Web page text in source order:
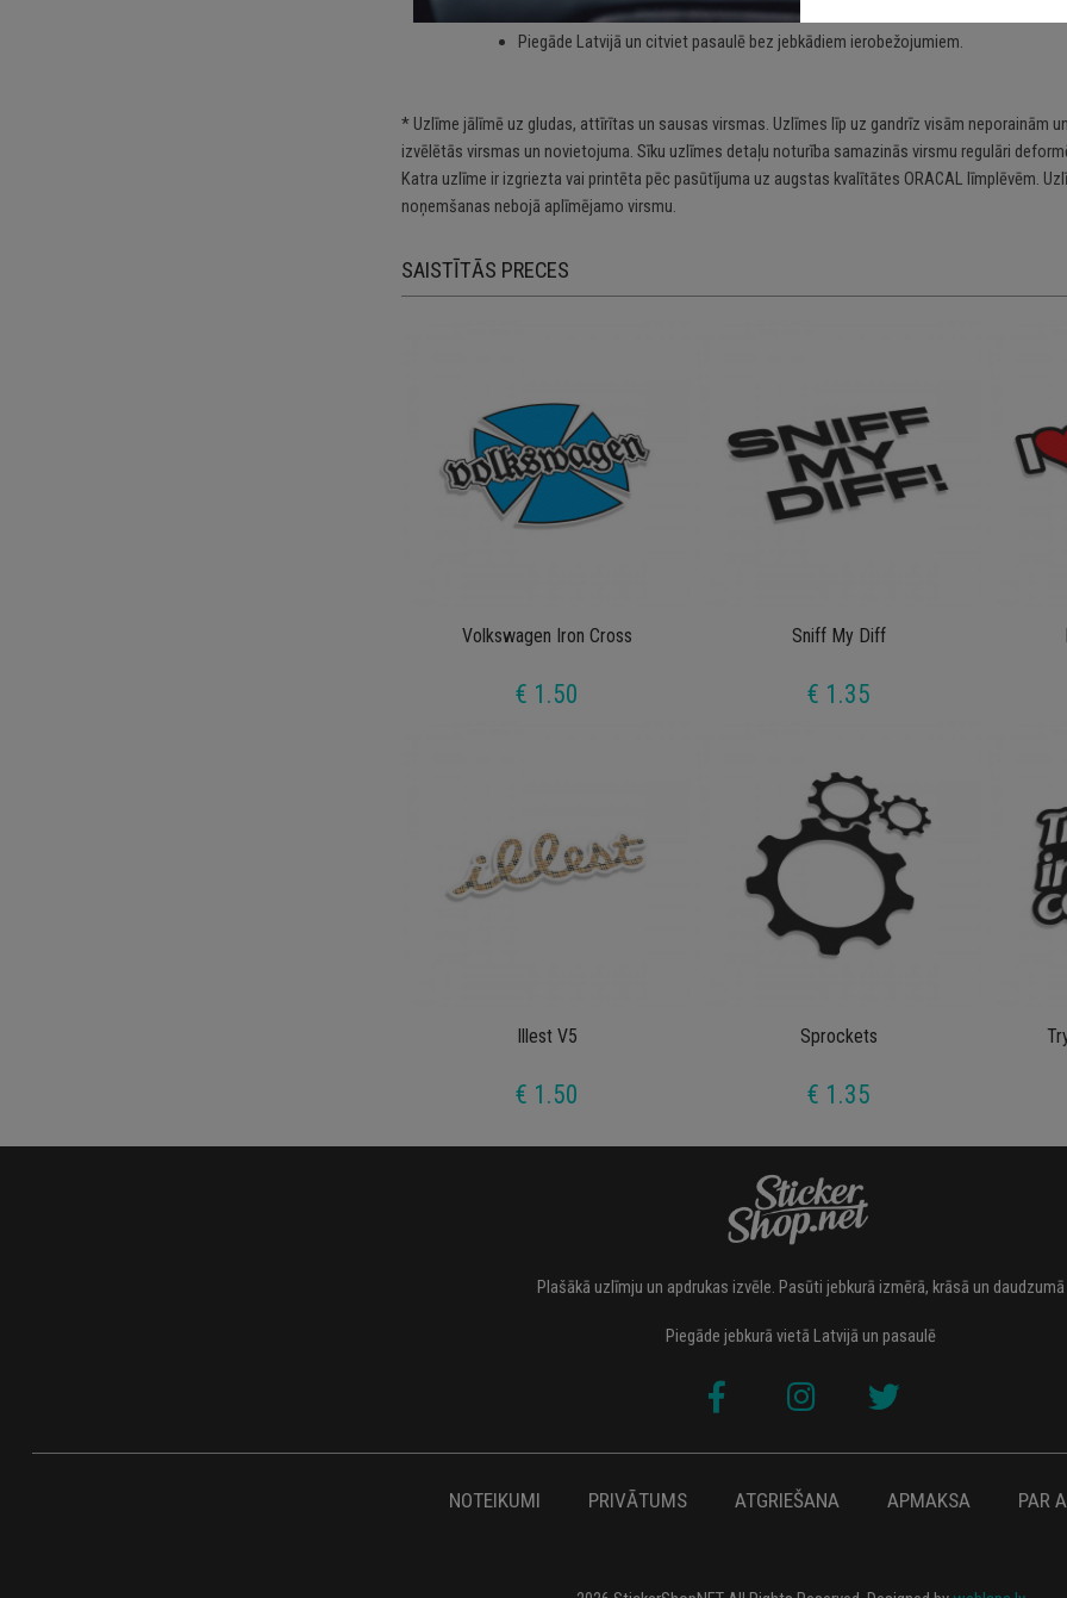
kā arī visām citām gludām un neporainām virsmām;
Piegāde Latvijā un citviet pasaulē bez jebkādiem ierobežojumiem.
* Uzlīme jālīmē uz gludas, attīrītas un sausas virsmas. Uzlīmes līp uz gandrīz visām neporainām
izvēlētās virsmas un novietojuma. Sīku uzlīmes detaļu noturība samazinās virsmu regulāri
Katra uzlīme ir izgriezta vai printēta pēc pasūtījuma uz augstas kvalītātes ORACAL līmplēvēm.
noņemšanas nebojā aplīmējamo virsmu.
SAISTĪTĀS PRECES
Volkswagen Iron Cross
€ 1.50
Sniff My Diff
€ 1.35
Illest V5
€ 1.50
Sprockets
€ 1.35
Plašākā uzlīmju un apdrukas izvēle. Pasūti jebkurā izmērā, krāsā un daudzumā
Piegāde jebkurā vietā Latvijā un pasaulē
NOTEIKUMI PRIVĀTUMS ATGRIEŠANA APMAKSA PAR